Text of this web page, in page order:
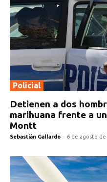
Policial
Detienen a dos
marihuana frente a
Montt
Sebastián Gallardo - 6 de agosto de